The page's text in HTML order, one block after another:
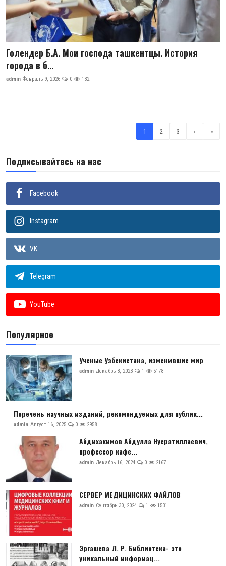
Голендер Б.А. Мои господа ташкентцы. История
города в б...
admin Февраль 9, 2026 0 132
1 2 3 › »
Подписывайтесь на нас
Facebook
Instagram
VK
Telegram
YouTube
Популярное
Ученые Узбекистана, изменившие мир
admin Декабрь 8, 2023 1 5178
Перечень научных изданий, рекомендуемых для публик...
admin Август 16, 2025 0 2958
Абдихакимов Абдулла Нусратиллаевич,
профессор кафе...
admin Декабрь 16, 2024 0 2167
СЕРВЕР МЕДИЦИНСКИХ ФАЙЛОВ
admin Сентябрь 30, 2024 1 1531
Эргашева Л. Р. Библиотека- это
уникальный информац...